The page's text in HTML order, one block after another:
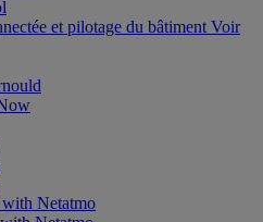
et pilotage du bâtiment Voir
Netatmo